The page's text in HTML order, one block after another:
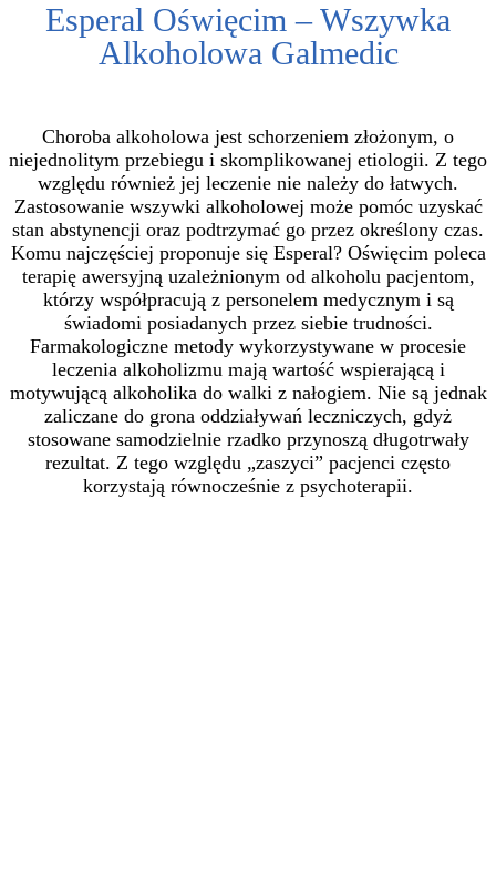
Esperal Oświęcim – Wszywka
Alkoholowa Galmedic
Choroba alkoholowa jest schorzeniem złożonym, o
niejednolitym przebiegu i skomplikowanej etiologii. Z tego
względu również jej leczenie nie należy do łatwych.
Zastosowanie wszywki alkoholowej może pomóc uzyskać
stan abstynencji oraz podtrzymać go przez określony czas.
Komu najczęściej proponuje się Esperal? Oświęcim poleca
terapię awersyjną uzależnionym od alkoholu pacjentom,
którzy współpracują z personelem medycznym i są
świadomi posiadanych przez siebie trudności.
Farmakologiczne metody wykorzystywane w procesie
leczenia alkoholizmu mają wartość wspierającą i
motywującą alkoholika do walki z nałogiem. Nie są jednak
zaliczane do grona oddziaływań leczniczych, gdyż
stosowane samodzielnie rzadko przynoszą długotrwały
rezultat. Z tego względu „zaszyci” pacjenci często
korzystają równocześnie z psychoterapii.